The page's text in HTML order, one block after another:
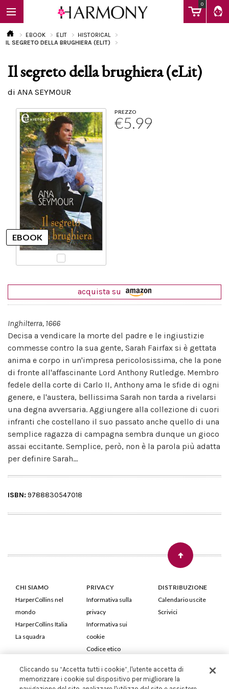
0
EBOOK
Calendario
EBOOK ELIT
HISTORICAL
IL SEGRETO DELLA BRUGHIERA (ELIT)
Il segreto della brughiera (eLit)
di ANA SEYMOUR
PREZZO
€5.99
acquista su
Inghilterra, 1666
Decisa a vendicare la morte del padre e le ingiustizie
commesse contro la sua gente, Sarah Fairfax si è gettata
anima e corpo in un'impresa pericolosissima, che la pone
di fronte all'affascinante Lord Anthony Rutledge. Membro
fedele della corte di Carlo II, Anthony ama le sfide di ogni
genere, e l'austera, bellissima Sarah non tarda a rivelarsi
una degna avversaria. Aggiungere alla collezione di cuori
infranti che costellano il suo passato anche quello di una
semplice ragazza di campagna sembra dunque un gioco
assai eccitante. Semplice, però, non è la parola più adatta
per definire Sarah...
ISBN: 9788830547018
CHI SIAMO
HarperCollins nel
mondo
HarperCollins Italia
La squadra
PRIVACY
Informativa sulla
privacy
Informativa sui
cookie
Codice etico
DISTRIBUZIONE
Calendario uscite
Scrivici
HarperCollins Italia S.p.A. Viale Monte Nero, 84 - 20135 Milano
Cod. Fiscale e P.IVA 05946780151 - Capitale Sociale 258.250 €
Cliccando su “Accetta tutti i cookie”, l'utente accetta di
memorizzare i cookie sul dispositivo per migliorare la